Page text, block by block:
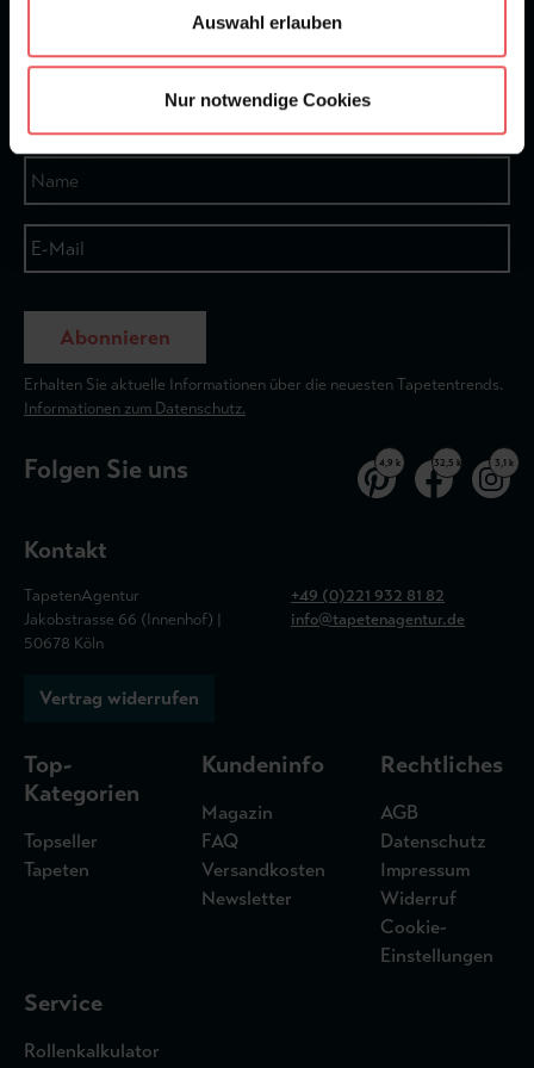
Auswahl erlauben
Nur notwendige Cookies
Newsletter
Abonnieren
Erhalten Sie aktuelle Informationen über die neuesten Tapetentrends.
Informationen zum Datenschutz.
Folgen Sie uns 4,9 k 32,5 k 3,1 k
Kontakt
TapetenAgentur
Jakobstrasse 66 (Innenhof) |
50678 Köln
+49 (0)221 932 81 82
info@tapetenagentur.de
Vertrag widerrufen
Top-
Kategorien
Topseller
Tapeten
Kundeninfo
Magazin
FAQ
Versandkosten
Newsletter
Rechtliches
AGB
Datenschutz
Impressum
Widerruf
Cookie-
Einstellungen
Service
Rollenkalkulator